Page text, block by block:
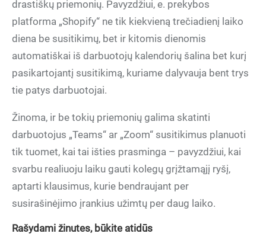
drastiškų priemonių. Pavyzdžiui, e. prekybos
platforma „Shopify“ ne tik kiekvieną trečiadienį laiko
diena be susitikimų, bet ir kitomis dienomis
automatiškai iš darbuotojų kalendorių šalina bet kurį
pasikartojantį susitikimą, kuriame dalyvauja bent trys
tie patys darbuotojai.
Žinoma, ir be tokių priemonių galima skatinti
darbuotojus „Teams“ ar „Zoom“ susitikimus planuoti
tik tuomet, kai tai išties prasminga – pavyzdžiui, kai
svarbu realiuoju laiku gauti kolegų grįžtamąjį ryšį,
aptarti klausimus, kurie bendraujant per
susirašinėjimo įrankius užimtų per daug laiko.
Rašydami žinutes, būkite atidūs